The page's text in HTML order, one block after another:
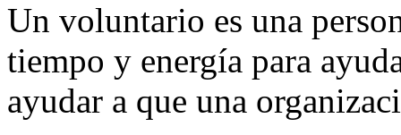
Un voluntario es una
tiempo y energía para
ayudar a que una